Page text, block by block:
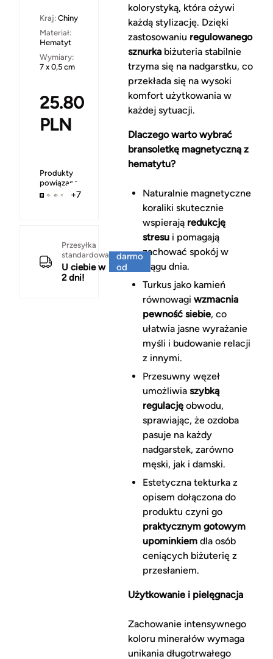
Kraj: Chiny
Materiał:
Hematyt
Wymiary:
7 x 0,5 cm
25.80
PLN
Produkty
powiązane
+7
Przesyłka
standardowa
U ciebie w
2 dni!
darmo
od
kolorystyką, która ożywi
każdą stylizację. Dzięki
zastosowaniu regulowanego
sznurkabiżuteria stabilnie
trzyma się na nadgarstku, co
przekłada się na wysoki
komfort użytkowania w
każdej sytuacji.
Dlaczego warto wybrać
bransoletkę magnetyczną z
hematytu?
Naturalnie magnetyczne
koraliki skutecznie
wspierają redukcję
stresui pomagają
zachować spokój w
ciągu dnia.
Turkus jako kamień
równowagi wzmacnia
pewność siebie, co
ułatwia jasne wyrażanie
myśli i budowanie relacji
z innymi.
Przesuwny węzeł
umożliwia szybką
regulacjęobwodu,
sprawiając, że ozdoba
pasuje na każdy
nadgarstek, zarówno
męski, jak i damski.
Estetyczna tekturka z
opisem dołączona do
produktu czyni go
praktycznym gotowym
upominkiemdla osób
ceniących biżuterię z
przesłaniem.
Użytkowanie i pielęgnacja
Zachowanie intensywnego
koloru minerałów wymaga
unikania długotrwałego